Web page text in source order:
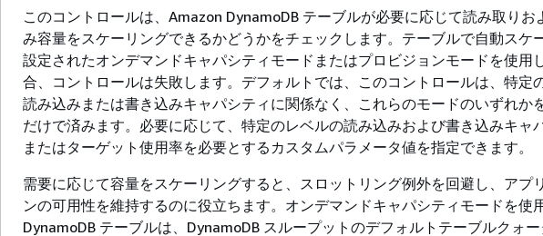
このコントロールは、Amazon DynamoDB テーブルが必要に応じて読み取りお
み容量をスケーリングできるかどうかをチェックします。テーブルで自動スケ
設定されたオンデマンドキャパシティモードまたはプロビジョンモードを使用
合、コントロールは失敗します。デフォルトでは、このコントロールは、特定
読み込みまたは書き込みキャパシティに関係なく、これらのモードのいずれか
だけで済みます。必要に応じて、特定のレベルの読み込みおよび書き込みキャ
またはターゲット使用率を必要とするカスタムパラメータ値を指定できます。
需要に応じて容量をスケーリングすると、スロットリング例外を回避し、アプ
ンの可用性を維持するのに役立ちます。オンデマンドキャパシティモードを使
DynamoDB テーブルは、DynamoDB スループットのデフォルトテーブルクォ